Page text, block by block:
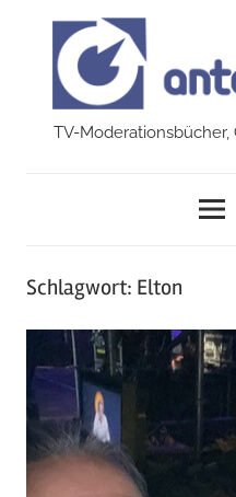
springen
TV-
Schlagwort: Elton